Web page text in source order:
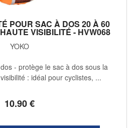
POUR SAC À DOS 20 À 60
VISIBILITÉ - HVW068
YOKO
10.90€
- protège le sac à dos sous la
: idéal pour cyclistes, ...